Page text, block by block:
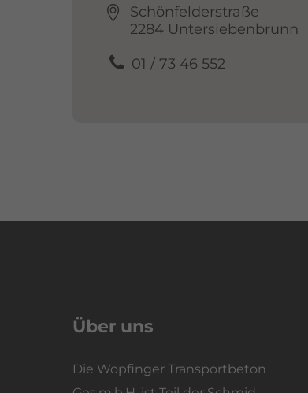
Schönfelderstraße
2284 Untersiebenbrunn
01 / 73 46 552
Über uns
Die Wopfinger Transportbeton